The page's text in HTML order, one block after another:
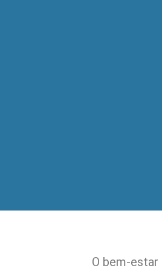
O bem-